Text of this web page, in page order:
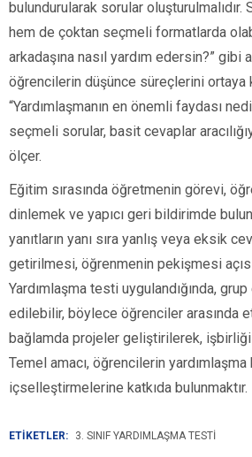
bulundurularak sorular oluşturulmalıdır.
hem de çoktan seçmeli formatlarda
arkadaşına nasıl yardım edersin?” gibi
öğrencilerin düşünce süreçlerini ortaya
“Yardımlaşmanın en önemli faydası
seçmeli sorular, basit cevaplar
ölçer.
Eğitim sırasında öğretmenin görevi,
dinlemek ve yapıcı geri bildirimde
yanıtların yanı sıra yanlış veya eksik
getirilmesi, öğrenmenin pekişmesi
Yardımlaşma testi uygulandığında,
edilebilir, böylece öğrenciler arasında
bağlamda projeler geliştirilerek,
Temel amacı, öğrencilerin yardımlaşma
içselleştirmelerine katkıda bulunmaktır.
ETİKETLER: 3. SINIF YARDIMLAŞMA TESTI